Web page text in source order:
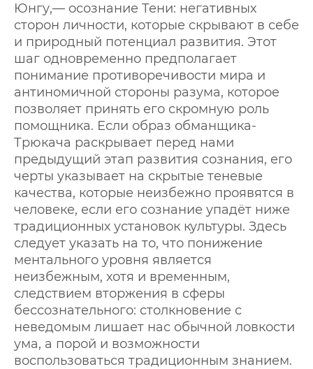
Юнгу,— осознание Тени: негативных
сторон личности, которые скрывают в себе
и природный потенциал развития. Этот
шаг одновременно предполагает
понимание противоречивости мира и
антиномичной стороны разума, которое
позволяет принять его скромную роль
помощника. Если образ обманщика-
Трюкача раскрывает перед нами
предыдущий этап развития сознания, его
черты указывает на скрытые теневые
качества, которые неизбежно проявятся в
человеке, если его сознание упадёт ниже
традиционных установок культуры. Здесь
следует указать на то, что понижение
ментального уровня является
неизбежным, хотя и временным,
следствием вторжения в сферы
бессознательного: столкновение с
неведомым лишает нас обычной ловкости
ума, а порой и возможности
воспользоваться традиционным знанием.